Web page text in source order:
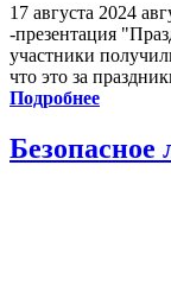
17 августа 2024
-презентация
участники
что это за
Подробнее
Безопасное